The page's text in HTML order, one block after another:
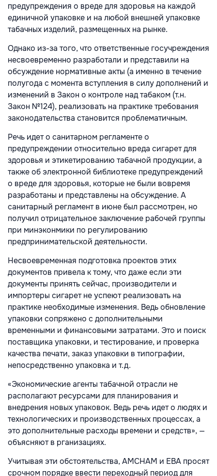
предупреждения о вреде для здоровья на каждой
единичной упаковке и на любой внешней упаковке
табачных изделий, размещенных на рынке.
Однако из-за того, что ответственные госучреждения
несвоевременно разработали и представили на
обсуждение нормативные акты (а именно в течение
полугода с момента вступления в силу дополнений и
изменений в Закон о контроле над табаком (т.н.
Закон №124), реализовать на практике требования
законодательства становится проблематичным.
Речь идет о санитарном регламенте о
предупреждении относительно вреда сигарет для
здоровья и этикетированию табачной продукции, а
также об электронной библиотеке предупреждений
о вреде для здоровья, которые не были вовремя
разработаны и представлены на обсуждение. А
санитарный регламент в июне был рассмотрен, но
получил отрицательное заключение рабочей группы
при минэконмики по регулированию
предпринимательской деятельности.
Несвоевременная подготовка проектов этих
документов привела к тому, что даже если эти
документы принять сейчас, производители и
импортеры сигарет не успеют реализовать на
практике необходимые изменения. Ведь обновление
упаковки сопряжено с дополнительными
временными и финансовыми затратами. Это и поиск
поставщика упаковки, и тестирование, и проверка
качества печати, заказ упаковки в типографии,
непосредственно упаковка и т.д.
«Экономические агенты табачной отрасли не
располагают ресурсами для планирования и
внедрения новых упаковок. Ведь речь идет о людях и
технологических и производственных процессах, а
это дополнительные расходы времени и средств», —
объясняют в рганизациях.
Учитывая эти обстоятельства, AMCHAM и EBA просят
срочном порядке ввести переходный период для